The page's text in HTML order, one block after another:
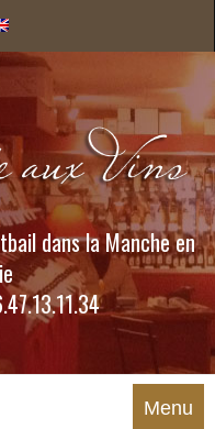
dans la Manche en
Menu